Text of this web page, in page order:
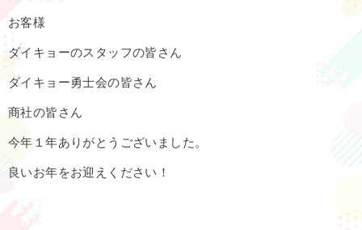
お客様
ダイキョーのスタッフの皆さん
ダイキョー勇士会の皆さん
商社の皆さん
今年１年ありがとうございました。
良いお年をお迎えください！